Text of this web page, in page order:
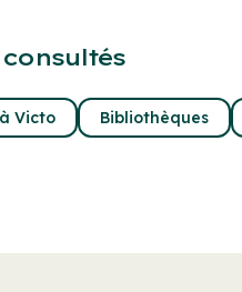
Victo Bibliothèques